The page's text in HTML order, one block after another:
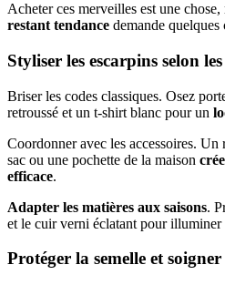
Acheter ces merveilles est une chose,
restant tendance demande quelques
Styliser les escarpins selon
Briser les codes classiques. Osez
retroussé et un t-shirt blanc pour un
Coordonner avec les accessoires. Un
sac ou une pochette de la maison
efficace.
Adapter les matières aux saisons.
et le cuir verni éclatant pour illuminer
Protéger la semelle et